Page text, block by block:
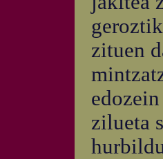
zituen
zilueta